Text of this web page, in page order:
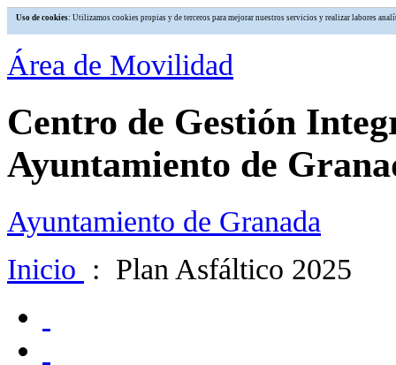
Uso de cookies: Utilizamos cookies propias y de terceros para mejorar nuestros servicios y realizar labores
Área de Movilidad
Centro de Gestión
Ayuntamiento de
Ayuntamiento de Granada
Inicio : Plan Asfáltico 2025